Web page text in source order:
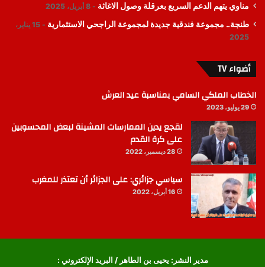
مناوي يتهم الدعم السريع بعرقلة وصول الاغاثة 8 أبريل، 2025
طنجة.. مجموعة فندقية جديدة لمجموعة الراجحي الاستثمارية
15 يناير،
2025
أضواء TV
الخطاب الملكي السامي بمناسبة عيد العرش
29 يوليو، 2023
لقجع يدين الممارسات المشينة لبعض المحسوبين
على كرة القدم
28 ديسمبر، 2022
سياسي جزائري: على الجزائر أن تعتذر للمغرب
16 أبريل، 2022
مدير النشر: يحيى بن الطاهر / البريد الإلكتروني :